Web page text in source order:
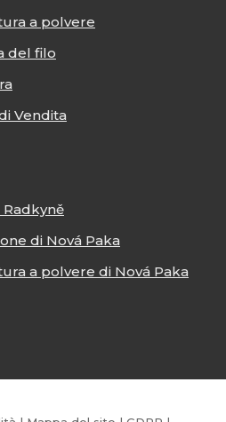
a polvere
del filo
Vendita
di Nová Paka
a polvere di Nová Paka